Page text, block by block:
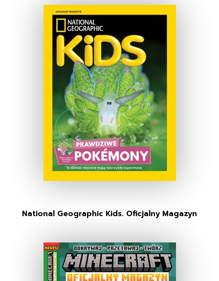
National Geographic Kids. Oficjalny Magazyn